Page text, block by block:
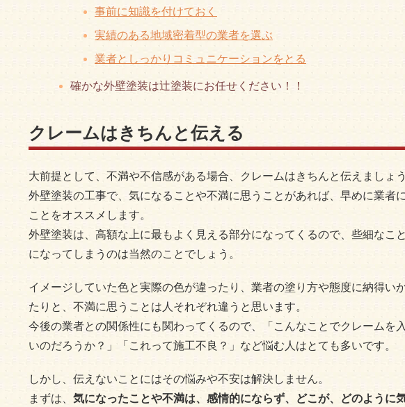
事前に知識を付けておく
実績のある地域密着型の業者を選ぶ
業者としっかりコミュニケーションをとる
確かな外壁塗装は辻塗装にお任せください！！
クレームはきちんと伝える
大前提として、不満や不信感がある場合、クレームはきちんと伝えましょう
外壁塗装の工事で、気になることや不満に思うことがあれば、早めに業者
ことをオススメします。
外壁塗装は、高額な上に最もよく見える部分になってくるので、些細なこ
になってしまうのは当然のことでしょう。
イメージしていた色と実際の色が違ったり、業者の塗り方や態度に納得い
たりと、不満に思うことは人それぞれ違うと思います。
今後の業者との関係性にも関わってくるので、「こんなことでクレームを
いのだろうか？」「これって施工不良？」など悩む人はとても多いです。
しかし、伝えないことにはその悩みや不安は解決しません。
まずは、 気になったことや不満は、感情的にならず、どこが、どのように